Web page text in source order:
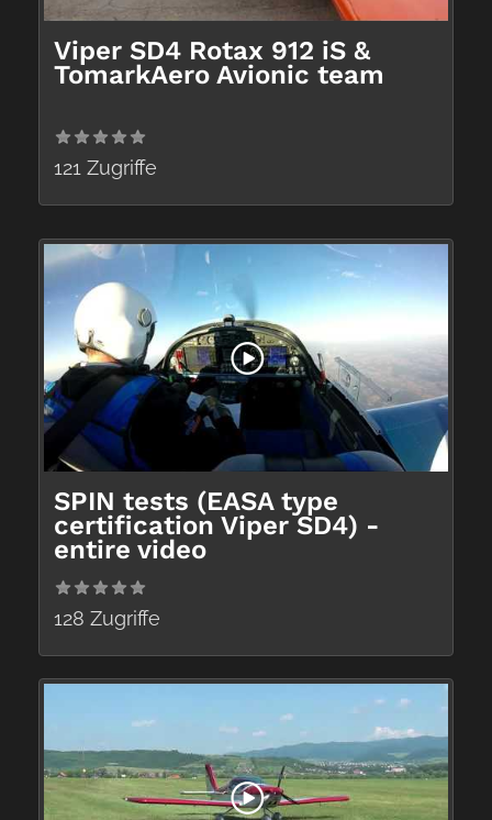
Viper SD4 Rotax 912 iS &
TomarkAero Avionic team
121 Zugriffe
SPIN tests (EASA type
certification Viper SD4) -
entire video
128 Zugriffe